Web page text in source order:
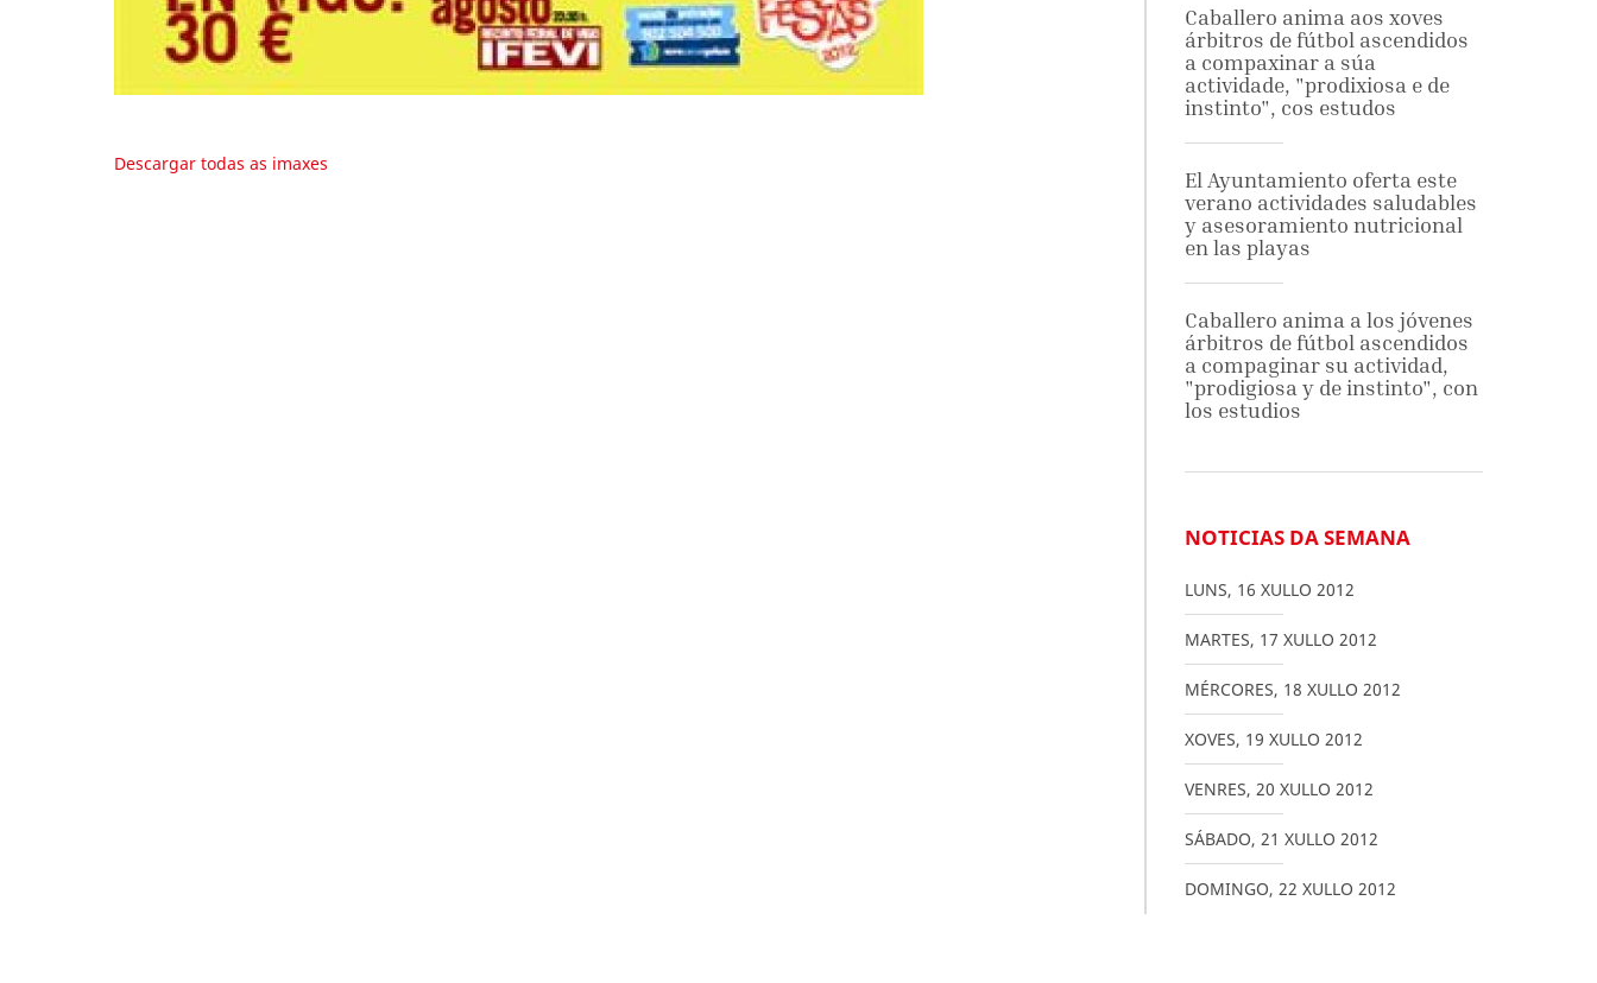
Descargar todas as imaxes
Caballero anima aos xoves
árbitros de fútbol ascendidos
a compaxinar a súa
actividade, "prodixiosa e de
instinto", cos estudos
El Ayuntamiento oferta este
verano actividades saludables
y asesoramiento nutricional
en las playas
Caballero anima a los jóvenes
árbitros de fútbol ascendidos
a compaginar su actividad,
"prodigiosa y de instinto", con
los estudios
NOTICIAS DA SEMANA
LUNS, 16 XULLO 2012
MARTES, 17 XULLO 2012
MÉRCORES, 18 XULLO 2012
XOVES, 19 XULLO 2012
VENRES, 20 XULLO 2012
SÁBADO, 21 XULLO 2012
DOMINGO, 22 XULLO 2012